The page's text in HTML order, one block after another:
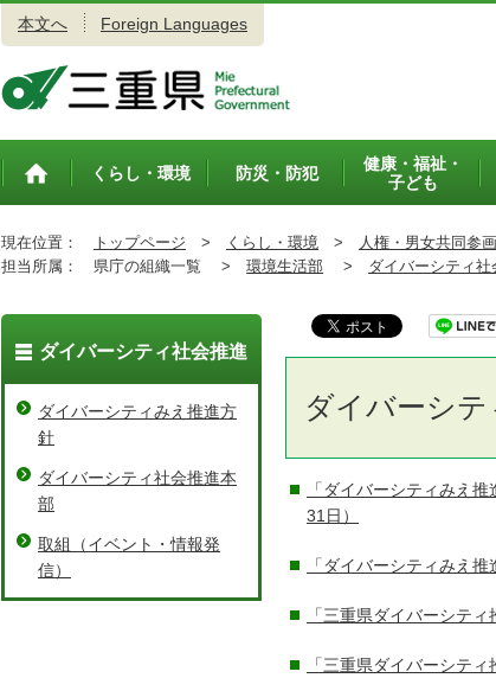
本文へ Foreign Languages
トップペ
くらし・環境 防災・防犯
健康・福祉・
子ども
現在位置： トップページ > くらし・環境 > 人権・男女共同参
担当所属：
県庁の組織一覧 > 環境生活部 > ダイバーシティ社
ダイバーシ
「ダイバーシティみえ
31日）
「ダイバーシティみえ
「三重県ダイバーシテ
「三重県ダイバーシテ
ダイバーシティ社会推進
ダイバーシティみえ推進方
針
ダイバーシティ社会推進本
部
取組（イベント・情報発
信）